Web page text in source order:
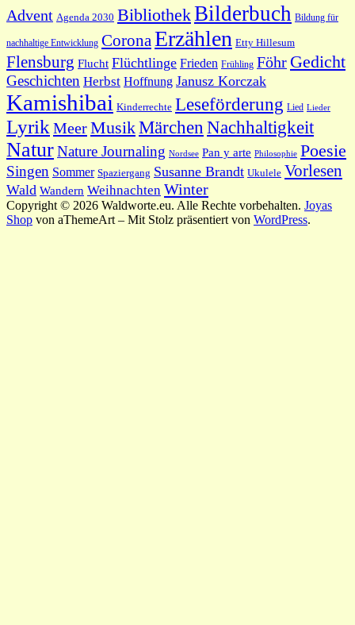
Advent Agenda 2030 BibliothekBilderbuch Bildung für
nachhaltige Entwicklung Corona Erzählen Etty Hillesum
Flensburg Flucht Flüchtlinge Frieden Frühling Föhr Gedicht
Geschichten Herbst Hoffnung Janusz Korczak
Kamishibai Kinderrechte Leseförderung Lied Lieder
Lyrik MeerMusikMärchen Nachhaltigkeit
NaturNature Journaling Nordsee Pan y arte Philosophie Poesie
Singen Sommer Spaziergang Susanne Brandt Ukulele Vorlesen
Wald Wandern Weihnachten Winter
Copyright © 2026 Waldworte.eu. Alle Rechte vorbehalten. Joyas
Shop von aThemeArt – Mit Stolz präsentiert von WordPress.